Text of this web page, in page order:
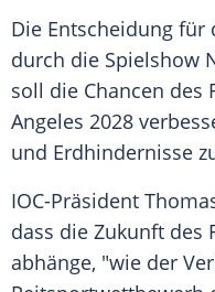
Die Entscheidung
durch die Spielshow
soll die Chancen des
Angeles 2028
und Erdhindernisse
IOC-Präsident
dass die Zukunft des
abhänge, "wie der